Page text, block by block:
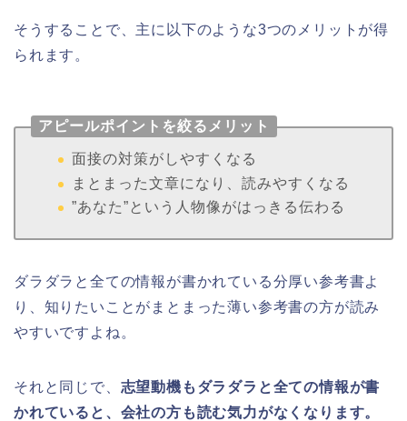
そうすることで、主に以下のような3つのメリットが得
られます。
アピールポイントを絞るメリット
面接の対策がしやすくなる
まとまった文章になり、読みやすくなる
”あなた”という人物像がはっきる伝わる
ダラダラと全ての情報が書かれている分厚い参考書よ
り、知りたいことがまとまった薄い参考書の方が読み
やすいですよね。
それと同じで、 志望動機もダラダラと全ての情報が書
かれていると、会社の方も読む気力がなくなります。